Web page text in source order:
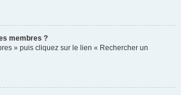
membres ?
» puis cliquez sur le lien « Rechercher un